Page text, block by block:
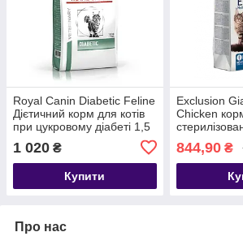
Royal Canin Diabetic Feline
Дієтичний корм для котів
при цукровому діабеті 1,5
1 020 ₴
Купити
Exclusion
Chicken
великих
кг
844,90₴
Про нас